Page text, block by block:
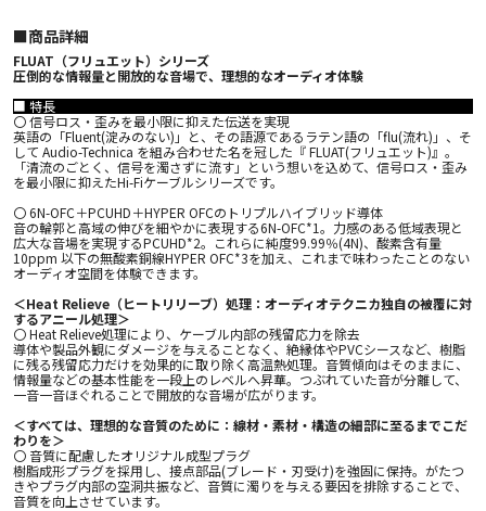
■︎商品詳細
FLUAT（フリュエット）シリーズ
圧倒的な情報量と開放的な音場で、理想的なオーディオ体験
■ 特長
〇 信号ロス・歪みを最小限に抑えた伝送を実現
英語の「Fluent(淀みのない)」と、その語源であるラテン語の「flu(流れ)」、そ
して Audio-Technica を組み合わせた名を冠した『 FLUAT(フリュエット)』。
「清流のごとく、信号を濁さずに流す」という想いを込めて、信号ロス・歪み
を最小限に抑えたHi-Fiケーブルシリーズです。
〇 6N-OFC＋PCUHD＋HYPER OFCのトリプルハイブリッド導体
音の輪郭と高域の伸びを細やかに表現する6N-OFC*1。力感のある低域表現と
広大な音場を実現するPCUHD*2。これらに純度99.99％(4N)、酸素含有量
10ppm 以下の無酸素銅線HYPER OFC*3を加え、これまで味わったことのない
オーディオ空間を体験できます。
＜Heat Relieve（ヒートリリーブ）処理：オーディオテクニカ独自の被覆に対
するアニール処理＞
〇 Heat Relieve処理により、ケーブル内部の残留応力を除去
導体や製品外観にダメージを与えることなく、絶縁体やPVCシースなど、樹脂
に残る残留応力だけを効果的に取り除く高温熱処理。音質傾向はそのままに、
情報量などの基本性能を一段上のレベルへ昇華。つぶれていた音が分離して、
一音一音ほぐれることで開放的な音場が広がります。
＜すべては、理想的な音質のために：線材・素材・構造の細部に至るまでこだ
わりを＞
〇 音質に配慮したオリジナル成型プラグ
樹脂成形プラグを採用し、接点部品(ブレード・刃受け)を強固に保持。がたつ
きやプラグ内部の空洞共振など、音質に濁りを与える要因を排除することで、
音質を向上させています。